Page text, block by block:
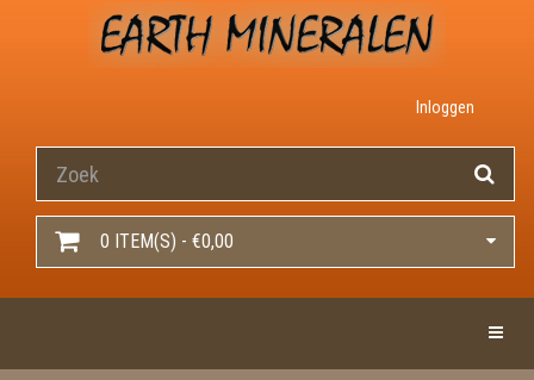
Inloggen
0 ITEM(S) - €0,00